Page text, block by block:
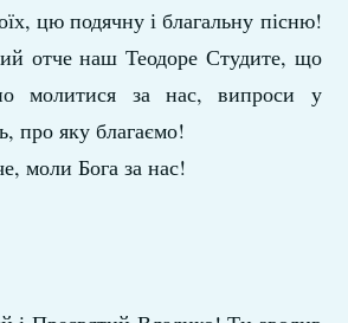
цю подячну і благальну пісню!
отче наш Теодоре Студите, що
молитися за нас, випроси у
про яку благаємо!
моли Бога за нас!